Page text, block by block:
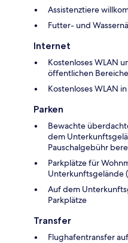
Assistenztiere
Futter- und
Internet
Kostenloses WLAN
öffentlichen
Kostenloses WLAN
Parken
Bewachte
dem
Pauschalgebühr
Parkplätze für
Unterkunftsgelände
Auf dem
Parkplätze
Transfer
Flughafentransfer